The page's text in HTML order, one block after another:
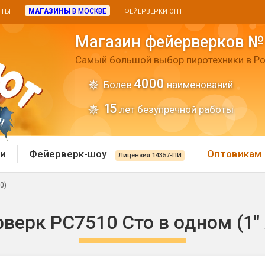
МАГАЗИНЫ В МОСКВЕ ФЕЙЕРВЕРКИ ОПТ
Магазин фейерверков
Самый большой выбор пиротехники в
Более 4000 наименований
15 лет безупречной работы
Хлопушки и
Фейерверк-шоу Лицензия 14357-ПИ Оптовикам
РС7510 Сто в одном (1"